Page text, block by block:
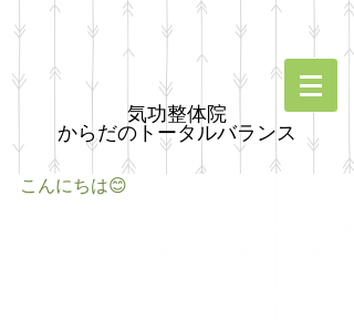
気功整体院
からだのトータルバランス
こんにちは😊